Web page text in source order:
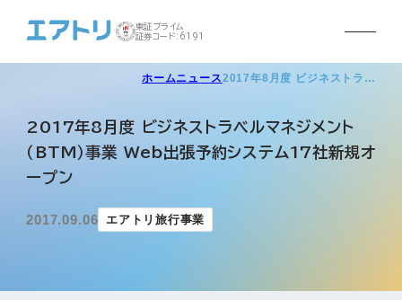
東証プライム
証券コード:6191
ホームニュース2017年8月度 ビジネストラ…
2017年8月度 ビジネストラベルマネジメント
（BTM）事業 Web出張予約システム17社新規オ
ープン
2017.09.06 エアトリ旅行事業